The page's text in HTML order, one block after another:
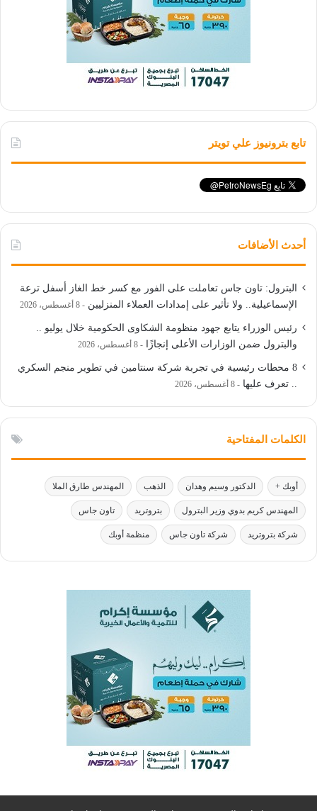
تابع بترونيوز علي تويتر
أحدث الأضافات
البترول: تاون جاس تعاملت على الفور مع كسر خط الغاز أسفل ترعة
الإسماعيلية.. ولا تأثير على إمدادات العملاء المنزليين
8 أغسطس، 2026
رئيس الوزراء يتابع جهود منظومة الشكاوى الحكومية خلال يوليو ..
والبترول ضمن الوزارات الأعلى إنجازًا
8 أغسطس، 2026
8 محطات رئيسية في تجربة شركة سنتامين في تطوير منجم السكري
.. تعرف عليها
8 أغسطس، 2026
الكلمات المفتاحية
أوبك + الدكتور وسيم وهدان الذهب المهندس طارق الملا
المهندس كريم بدوي وزير البترول بتروتريد تاون جاس
شركة بتروتريد شركة تاون جاس منظمة أوبك